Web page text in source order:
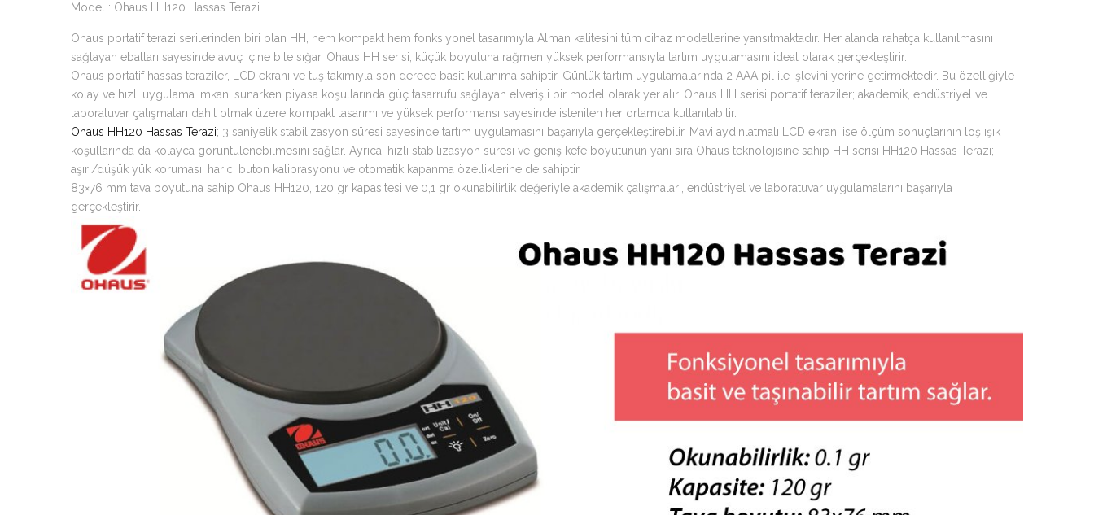
Model : Ohaus HH120 Hassas Terazi
Ohaus portatif terazi serilerinden biri olan HH, hem kompakt hem fonksiyonel tasarımıyla Alman kalitesini tüm cihaz modellerine yansıtmaktadır. Her alanda rahatça kullanılmasını
sağlayan ebatları sayesinde avuç içine bile sığar. Ohaus HH serisi, küçük boyutuna rağmen yüksek performansıyla tartım uygulamasını ideal olarak gerçekleştirir.
Ohaus portatif hassas teraziler, LCD ekranı ve tuş takımıyla son derece basit kullanıma sahiptir. Günlük tartım uygulamalarında 2 AAA pil ile işlevini yerine getirmektedir. Bu özelliğiyle
kolay ve hızlı uygulama imkanı sunarken piyasa koşullarında güç tasarrufu sağlayan elverişli bir model olarak yer alır. Ohaus HH serisi portatif teraziler; akademik, endüstriyel ve
laboratuvar çalışmaları dahil olmak üzere kompakt tasarımı ve yüksek performansı sayesinde istenilen her ortamda kullanılabilir.
Ohaus HH120 Hassas Terazi; 3 saniyelik stabilizasyon süresi sayesinde tartım uygulamasını başarıyla gerçekleştirebilir. Mavi aydınlatmalı LCD ekranı ise ölçüm sonuçlarının loş ışık
koşullarında da kolayca görüntülenebilmesini sağlar. Ayrıca, hızlı stabilizasyon süresi ve geniş kefe boyutunun yanı sıra Ohaus teknolojisine sahip HH serisi HH120 Hassas Terazi;
aşırı/düşük yük koruması, harici buton kalibrasyonu ve otomatik kapanma özelliklerine de sahiptir.
83×76 mm tava boyutuna sahip Ohaus HH120, 120 gr kapasitesi ve 0,1 gr okunabilirlik değeriyle akademik çalışmaları, endüstriyel ve laboratuvar uygulamalarını başarıyla
gerçekleştirir.